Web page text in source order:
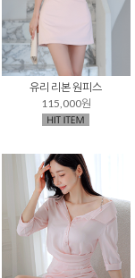
유리 리본 원피스
115,000원